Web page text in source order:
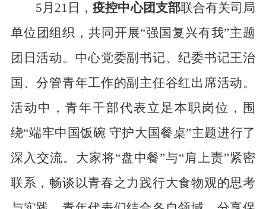
5月21日，疫控中心团支部联合有关司局
单位团组织，共同开展“强国复兴有我”主题
团日活动。中心党委副书记、纪委书记王治
国、分管青年工作的副主任谷红出席活动。
活动中，青年干部代表立足本职岗位，围
绕“端牢中国饭碗 守护大国餐桌”主题进行了
深入交流。大家将“盘中餐”与“肩上责”紧密
联系，畅谈以青春之力践行大食物观的思考